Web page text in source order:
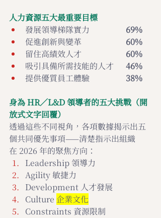
人力資源五大最重要目標
發展領導梯隊實力 69%
促進創新與變革 60%
留住高績效人才 60%
吸引具備所需技能的人才 46%
提供優質員工體驗 38%
身為 HR／L&D 領導者的五大挑戰（開
放式文字回覆）
透過這些不同視角，各項數據揭示出五
個共同優先事項——清楚指示出組織
在 2026 年的聚焦方向：
Leadership 領導力
Agility 敏捷力
Development 人才發展
Culture 企業文化
Constraints 資源限制